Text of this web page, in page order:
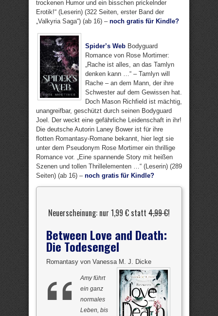
trockenen Humor und ein bisschen prickelnder
Erotik!“ (Leserin) (322 Seiten, erster Band der
„Valkyria Saga“) (ab 16) – noch gratis für Kindle?
Spider’s Web Bodyguard
Romance von Rose Mortimer:
„Rache ist alles, an das Tamlyn
denken kann …“ – Tamlyn will
Rache – an dem Mann, der ihre
Schwester auf dem Gewissen hat.
Doch Mason Richfield ist mächtig,
unangreifbar, geschützt durch seinen Bodyguard
Joel. Der weckt eine gefährliche Leidenschaft in ihr!
Die deutsche Autorin Laney Bower ist für ihre
flotten Romantasy-Romane bekannt, hier legt sie
unter dem Pseudonym Rose Mortimer ein thrillige
Romance vor. „Eine spannende Story mit heißen
Szenen und tollen Thrillelementen …“ (Leserin) (289
Seiten) (ab 16) – noch gratis für Kindle?
Neuerscheinung: nur 1,99 € statt 4,99 €!
Between Love and Death:
Die Todesengel
Romantasy von Vanessa M. J. Dicke
Amy führt
ein ganz
normales
Leben, bis